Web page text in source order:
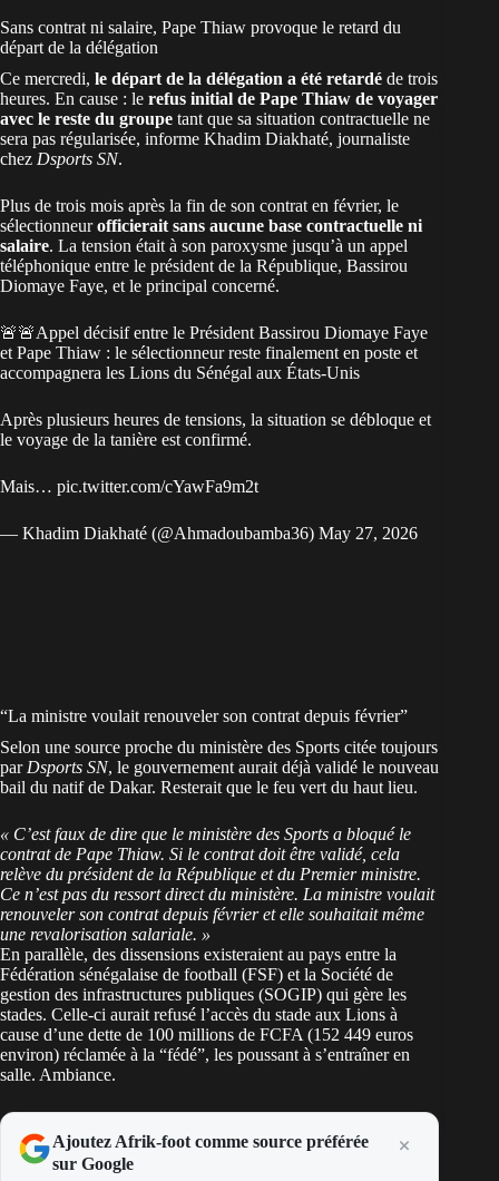
Sans contrat ni salaire, Pape Thiaw provoque le retard du
départ de la délégation
Ce mercredi, le départ de la délégation a été retardé de trois
heures. En cause : le refus initial de Pape Thiaw de voyager
avec le reste du groupe tant que sa situation contractuelle ne
sera pas régularisée, informe Khadim Diakhaté, journaliste
chez Dsports SN.
Plus de trois mois après la fin de son contrat en février, le
sélectionneurofficierait sans aucune base contractuelle ni
salaire. La tension était à son paroxysme jusqu’à un appel
téléphonique entre le président de la République, Bassirou
Diomaye Faye, et le principal concerné.
🚨🚨Appel décisif entre le Président Bassirou Diomaye Faye
et Pape Thiaw : le sélectionneur reste finalement en poste et
accompagnera les Lions du Sénégal aux États-Unis
Après plusieurs heures de tensions, la situation se débloque et
le voyage de la tanière est confirmé.
Mais… pic.twitter.com/cYawFa9m2t
— Khadim Diakhaté (@Ahmadoubamba36) May 27, 2026
“La ministre voulait renouveler son contrat depuis février”
Selon une source proche du ministère des Sports citée toujours
par Dsports SN, le gouvernement aurait déjà validé le nouveau
bail du natif de Dakar. Resterait que le feu vert du haut lieu.
« C’est faux de dire que le ministère des Sports a bloqué le
contrat de Pape Thiaw. Si le contrat doit être validé, cela
relève du président de la République et du Premier ministre.
Ce n’est pas du ressort direct du ministère. La ministre voulait
renouveler son contrat depuis février et elle souhaitait même
une revalorisation salariale. »
En parallèle, des dissensions existeraient au pays entre la
Fédération sénégalaise de football (FSF) et la Société de
gestion des infrastructures publiques (SOGIP) qui gère les
stades. Celle-ci aurait refusé l’accès du stade aux Lions à
cause d’une dette de 100 millions de FCFA (152 449 euros
environ) réclamée à la “fédé”, les poussant à s’entraîner en
salle. Ambiance.
Ajoutez Afrik-foot comme source préférée
sur Google